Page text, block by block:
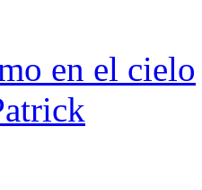
en el cielo